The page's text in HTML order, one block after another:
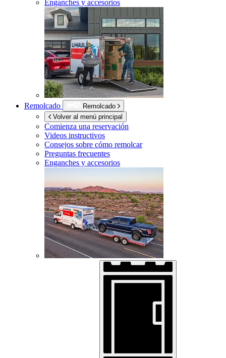
Enganches y accesorios
Remolcado
Remolcado
Volver al menú principal
Comienza una reservación
Videos instructivos
Consejos sobre cómo remolcar
Preguntas frecuentes
Enganches y accesorios